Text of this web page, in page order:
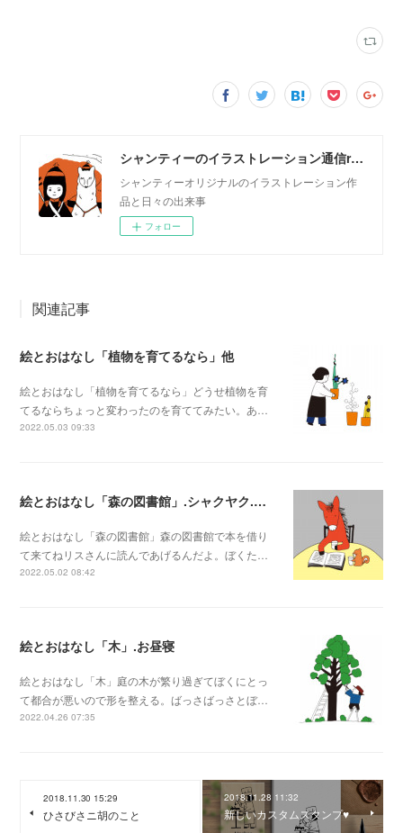
シャンティーのイラストレーション通信rararashanty
シャンティーオリジナルのイラストレーション作
品と日々の出来事
フォロー
関連記事
絵とおはなし「植物を育てるなら」他
絵とおはなし「植物を育てるなら」どうせ植物を育
てるならちょっと変わったのを育ててみたい。あ…
2022.05.03 09:33
絵とおはなし「森の図書館」.シャクヤク.シーちゃんのシーちゃんの牙
絵とおはなし「森の図書館」森の図書館で本を借り
て来てねリスさんに読んであげるんだよ。ぼくた…
2022.05.02 08:42
絵とおはなし「木」.お昼寝
絵とおはなし「木」庭の木が繁り過ぎてぼくにとっ
て都合が悪いので形を整える。ばっさばっさとぼ…
2022.04.26 07:35
2018.11.30 15:29
ひさびさニ胡のこと
2018.11.28 11:32
新しいカスタムスタンプ♥